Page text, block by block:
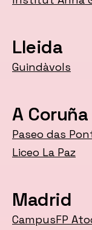
Lleida
Guindàvols
A Coruña
Paseo das
Liceo La Paz
Madrid
CampusFP